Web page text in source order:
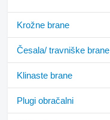
Krožne brane
Česala/ travniške brane
Klinaste brane
Plugi obračalni